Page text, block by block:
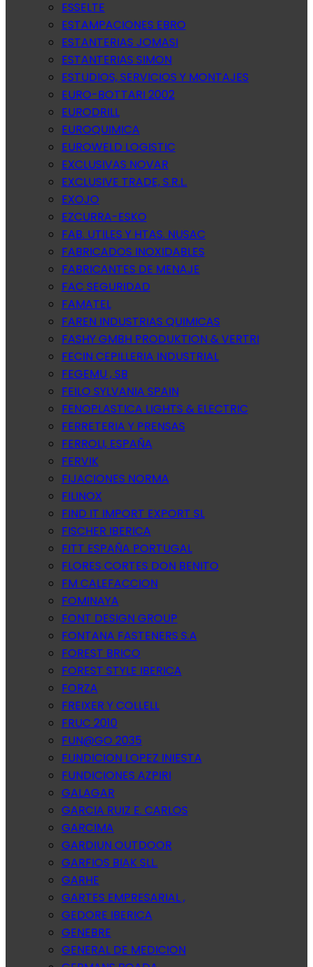
ESSELTE
ESTAMPACIONES EBRO
ESTANTERIAS JOMASI
ESTANTERIAS SIMON
ESTUDIOS, SERVICIOS Y MONTAJES
EURO-BOTTARI 2002
EURODRILL
EUROQUIMICA
EUROWELD LOGISTIC
EXCLUSIVAS NOVAR
EXCLUSIVE TRADE, S.R.L.
EXOJO
EZCURRA-ESKO
FAB. UTILES Y HTAS. NUSAC
FABRICADOS INOXIDABLES
FABRICANTES DE MENAJE
FAC SEGURIDAD
FAMATEL
FAREN INDUSTRIAS QUIMICAS
FASHY GMBH PRODUKTION & VERTRI
FECIN CEPILLERIA INDUSTRIAL
FEGEMU , SB
FEILO SYLVANIA SPAIN
FENOPLASTICA LIGHTS & ELECTRIC
FERRETERIA Y PRENSAS
FERROLI, ESPAÑA
FERVIK
FIJACIONES NORMA
FILINOX
FIND IT IMPORT EXPORT SL
FISCHER IBERICA
FITT ESPAÑA PORTUGAL
FLORES CORTES DON BENITO
FM CALEFACCION
FOMINAYA
FONT DESIGN GROUP
FONTANA FASTENERS S.A
FOREST BRICO
FOREST STYLE IBERICA
FORZA
FREIXER Y COLLELL
FRUC 2010
FUN@GO 2035
FUNDICION LOPEZ INIESTA
FUNDICIONES AZPIRI
GALAGAR
GARCIA RUIZ E. CARLOS
GARCIMA
GARDIUN OUTDOOR
GARFIOS BIAK SLL.
GARHE
GARTES EMPRESARIAL ,
GEDORE IBERICA
GENEBRE
GENERAL DE MEDICION